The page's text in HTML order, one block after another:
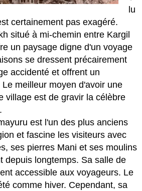
lu
certainement pas exagéré.
situé à mi-chemin entre Kargil
un paysage digne d'un voyage
se dressent précairement
accidenté et offrent un
meilleur moyen d'avoir une
village est de gravir la célèbre
est l'un des plus anciens
et fascine les visiteurs avec
ses pierres Mani et ses moulins
depuis longtemps. Sa salle de
accessible aux voyageurs. Le
comme hiver. Cependant, sa